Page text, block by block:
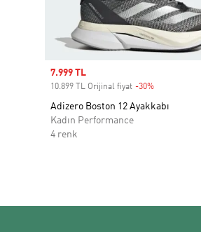
Sale price
7.999 TL
10.899 TL Orijinal fiyat -30%
Adizero Boston 12 Ayakkabı
Kadın Performance
4 renk